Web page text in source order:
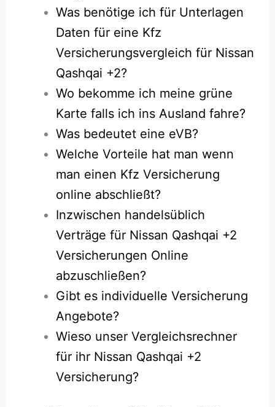
Was benötige ich für Unterlagen
Daten für eine Kfz
Versicherungsvergleich für Nissan
Qashqai +2?
Wo bekomme ich meine grüne
Karte falls ich ins Ausland fahre?
Was bedeutet eine eVB?
Welche Vorteile hat man wenn
man einen Kfz Versicherung
online abschließt?
Inzwischen handelsüblich
Verträge für Nissan Qashqai +2
Versicherungen Online
abzuschließen?
Gibt es individuelle Versicherung
Angebote?
Wieso unser Vergleichsrechner
für ihr Nissan Qashqai +2
Versicherung?